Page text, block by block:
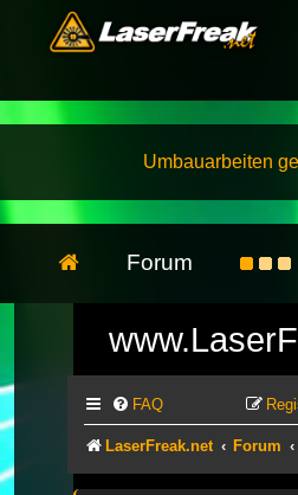
Umbauarbeiten
Forum
FAQ
LaserFreak.net Forum